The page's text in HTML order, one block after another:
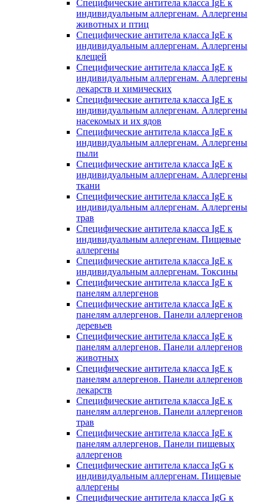
Специфические антитела класса IgE к
индивидуальным аллергенам. Аллергены
животных и птиц
Специфические антитела класса IgE к
индивидуальным аллергенам. Аллергены
клещей
Специфические антитела класса IgE к
индивидуальным аллергенам. Аллергены
лекарств и химических
Специфические антитела класса IgE к
индивидуальным аллергенам. Аллергены
насекомых и их ядов
Специфические антитела класса IgE к
индивидуальным аллергенам. Аллергены
пыли
Специфические антитела класса IgE к
индивидуальным аллергенам. Аллергены
ткани
Специфические антитела класса IgE к
индивидуальным аллергенам. Аллергены
трав
Специфические антитела класса IgE к
индивидуальным аллергенам. Пищевые
аллергены
Специфические антитела класса IgE к
индивидуальным аллергенам. Токсины
Специфические антитела класса IgE к
панелям аллергенов
Специфические антитела класса IgE к
панелям аллергенов. Панели аллергенов
деревьев
Специфические антитела класса IgE к
панелям аллергенов. Панели аллергенов
животных
Специфические антитела класса IgE к
панелям аллергенов. Панели аллергенов
лекарств
Специфические антитела класса IgE к
панелям аллергенов. Панели аллергенов
трав
Специфические антитела класса IgE к
панелям аллергенов. Панели пищевых
аллергенов
Специфические антитела класса IgG к
индивидуальным аллергенам. Пищевые
аллергены
Специфические антитела класса IgG к